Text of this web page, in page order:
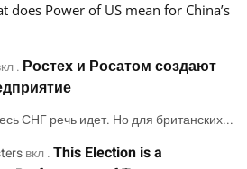
does Power of US mean for China’s
. Ростех и Росатом создают
СНГ речь идет. Но для британских...
вкл .This Election is a